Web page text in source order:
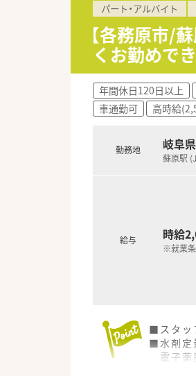
パート・アルバイト
【各務原市/
くお勤めで
年間休日120日以上
車通勤可
高時給
勤務地 岐阜
蘇原駅
給与 時給
※就業条
■スタッ
■水剤定
電子薬